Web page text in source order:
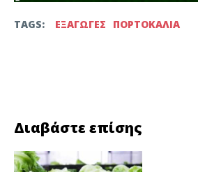
TAGS: ΕΞΑΓΩΓΕΣ ΠΟΡΤΟΚΑΛΙΑ
Διαβάστε επίσης